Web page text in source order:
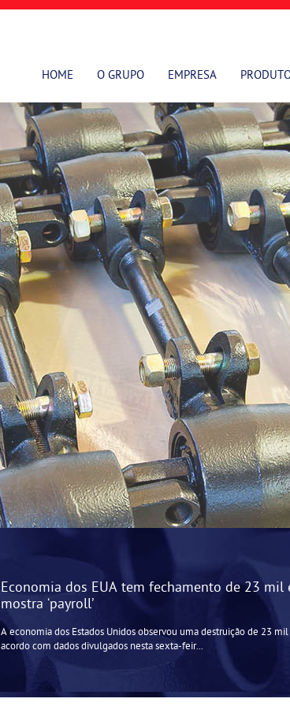
HOME O GRUPO EMPRESA
Economia dos EUA tem fechamento de 23 mil
mostra ‘payroll’
A economia dos Estados Unidos observou uma destruição de 23
acordo com dados divulgados nesta sexta-feir...